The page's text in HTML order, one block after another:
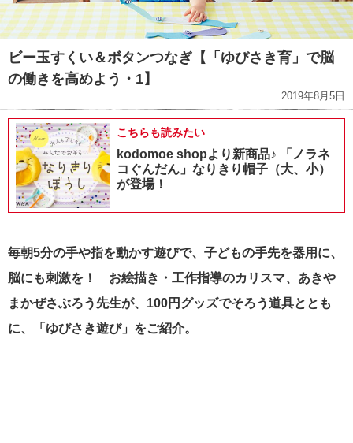
ビー玉すくい＆ボタンつなぎ【「ゆびさき育」で脳
の働きを高めよう・1】
2019年8月5日
こちらも読みたい
kodomoe shopより新商品♪ 「ノラネ
コぐんだん」なりきり帽子（大、小）
が登場！
毎朝5分の手や指を動かす遊びで、子どもの手先を器用に、
脳にも刺激を！ お絵描き・工作指導のカリスマ、あきや
まかぜさぶろう先生が、100円グッズでそろう道具ととも
に、「ゆびさき遊び」をご紹介。